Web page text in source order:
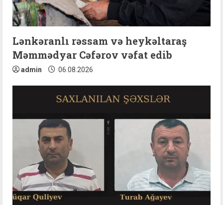
d
i
n
g
Lənkəranlı rəssam və heykəltaraş
Məmmədyar Cəfərov vəfat edib
admin 06.08.2026